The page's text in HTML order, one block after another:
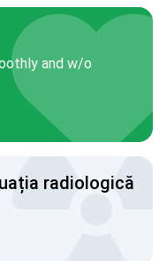
and w/o
radiologică